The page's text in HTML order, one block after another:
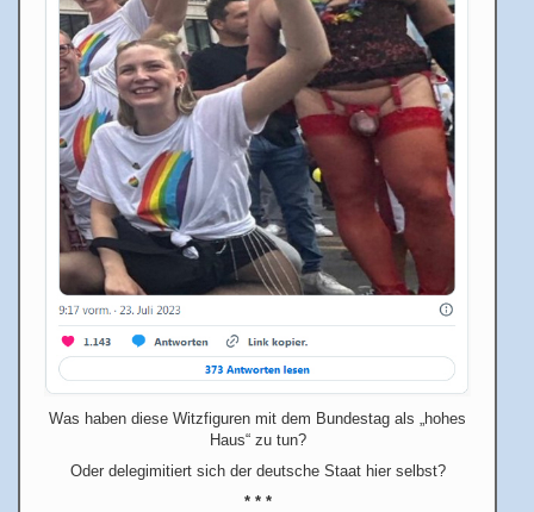
Was haben diese Witzfiguren mit dem Bundestag als „hohes
Haus“ zu tun?
Oder delegimitiert sich der deutsche Staat hier selbst?
* * *